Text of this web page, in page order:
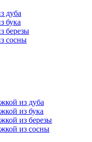
дуба
бука
березы
сосны
из дуба
из бука
из березы
из сосны